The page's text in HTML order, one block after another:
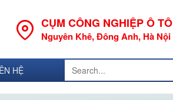
CỤM CÔNG NGHIỆP Ô TÔ
Nguyên Khê, Đông Anh, Hà Nội
HỆ